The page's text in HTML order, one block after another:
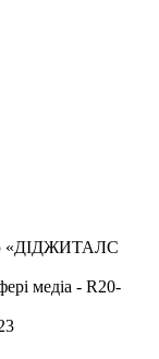
«ДІДЖИТАЛС
медіа - R20-